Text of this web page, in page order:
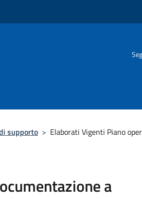
supporto > Elaborati Vigenti Piano
a